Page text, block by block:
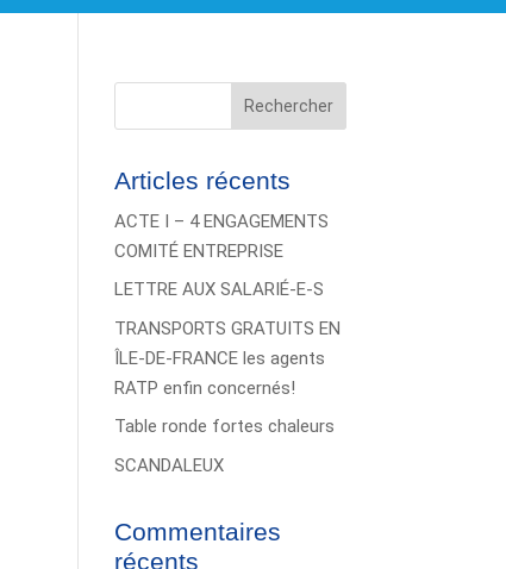
Rechercher
Articles récents
ACTE I – 4 ENGAGEMENTS
COMITÉ ENTREPRISE
LETTRE AUX SALARIÉ-E-S
TRANSPORTS GRATUITS EN
ÎLE-DE-FRANCE les agents
RATP enfin concernés!
Table ronde fortes chaleurs
SCANDALEUX
Commentaires
récents